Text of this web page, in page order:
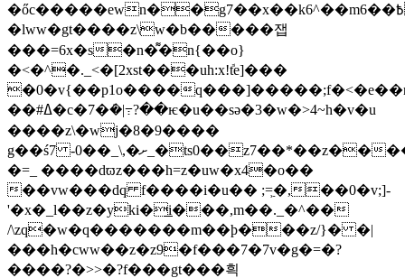
�őc�����ewn��g7��x��k6^��m߿��6~q�77��7�ɓc����/
�lww�gt����z\w�b�����잽
���=6x�s�n�͌�n{��o}
�<�^�._<�[2xst���uh:x!ܽte]���
�0�v{��p1o����
��#ߡ�c�7�ܿ�|߹?��ѥ�u��sə�3�w�>4~h�v�u
����z\�wj�8�9����
g��ś7 -0��_\,�ށ_�ts0��z7��*��z����ii����o<��|v��s�����k�
�=_ ����dϖz���h=z�uw�x4�o��
��vw���dq f����i�u�� ;=͖�,��0�v;]-
'�x�_l��z�yki�͟i���,m��._�^��
/\zq�w�q�������m��þ���z/}� �|
���h�cww��z�z9�f���7�7v�g�=�?
����?�>>�?f���gt���흭